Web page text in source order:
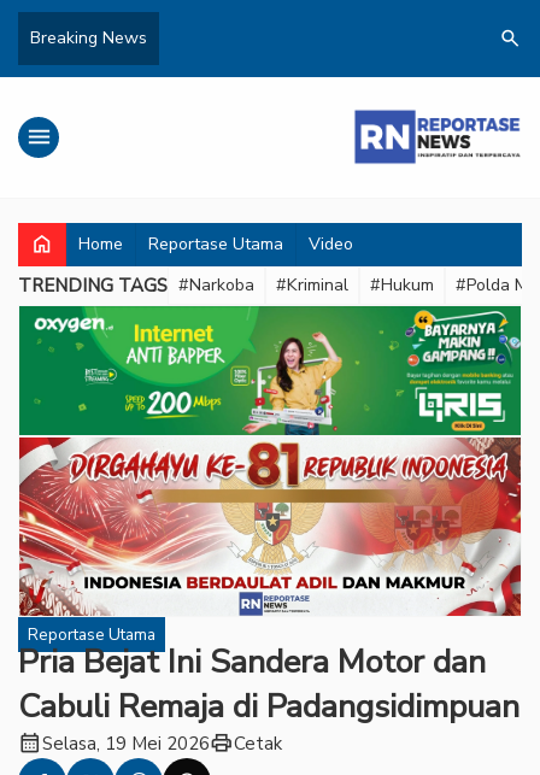
Breaking News search
menu
home Home Reportase Utama Video
TRENDING TAGS #Narkoba #Kriminal #Hukum #Polda
Reportase Utama
Pria Bejat Ini Sandera Motor dan
Cabuli Remaja di Padangsidimpuan
calendar_monthSelasa, 19 Mei 2026printCetak